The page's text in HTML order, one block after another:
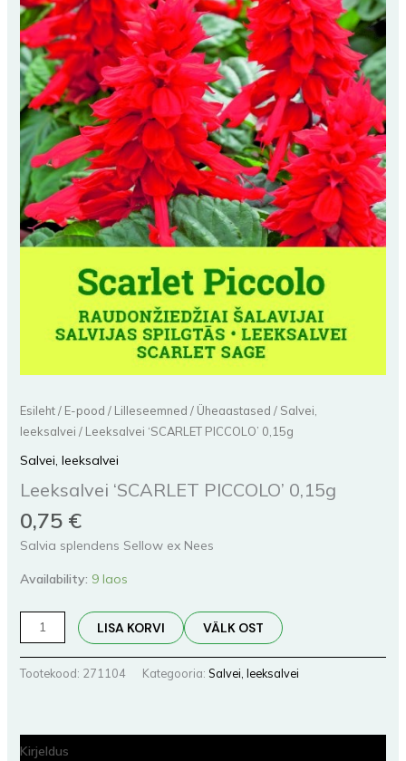
Esileht/ E-pood / Lilleseemned / Üheaastased / Salvei,
leeksalvei / Leeksalvei ‘SCARLET PICCOLO’ 0,15g
Salvei, leeksalvei
Leeksalvei ‘SCARLET PICCOLO’ 0,15g
0,75 €
Salvia splendens Sellow ex Nees
Availability: 9 laos
LISA KORVI VÄLK OST
Tootekood: 271104 Kategooria: Salvei, leeksalvei
Kirjeldus